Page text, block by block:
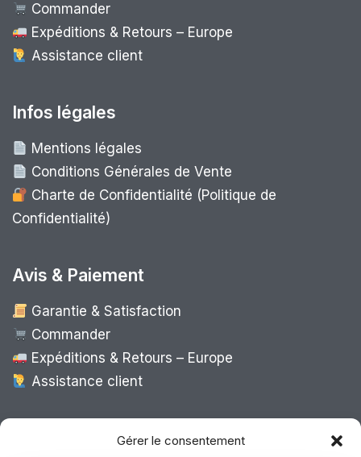
Gérer le consentement
Commander
Expéditions & Retours – Europe
Assistance client
Infos légales
Mentions légales
Conditions Générales de Vente
Charte de Confidentialité (Politique de
Confidentialité)
Avis & Paiement
Garantie & Satisfaction
Commander
Expéditions & Retours – Europe
Assistance client
Expédition Europe